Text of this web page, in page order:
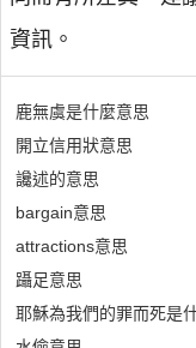
資訊。
鹿無虞是什麼意思
開立信用狀意思
讒述的意思
bargain意思
attractions意思
躡足意思
耶穌為我們的罪而死是